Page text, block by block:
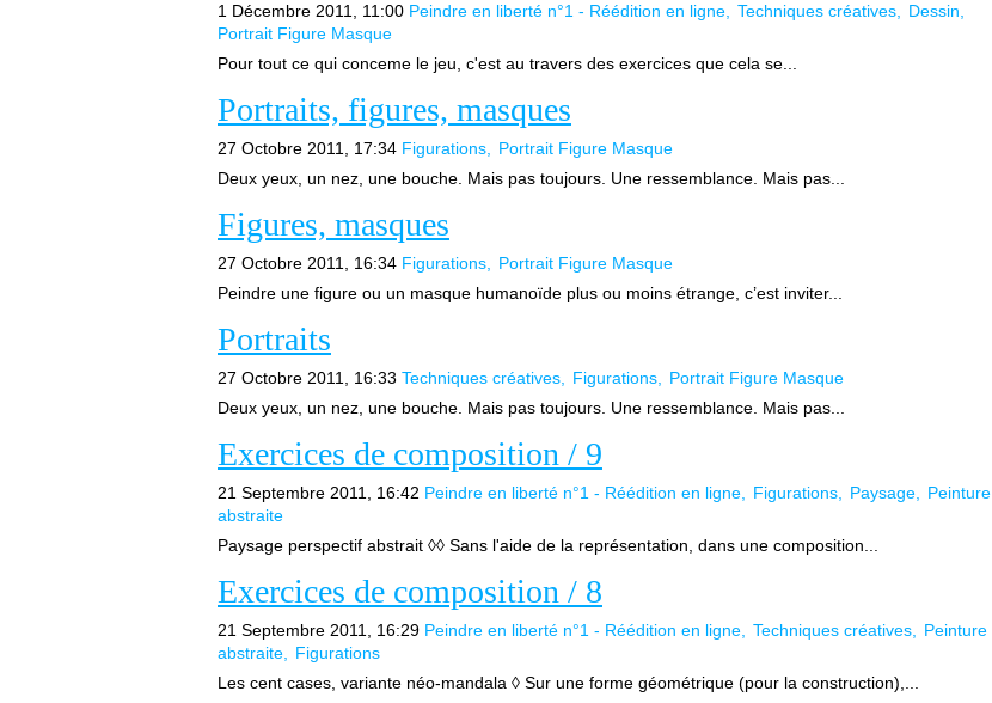
1 Décembre 2011, 11:00 Peindre en liberté n°1 - Réédition en ligne Techniques créatives
Dessin
Portrait Figure Masque
Pour tout ce qui conceme le jeu, c'est au travers des exercices que cela se...
Portraits, figures, masques
27 Octobre 2011, 17:34 Figurations
Portrait Figure Masque
Deux yeux, un nez, une bouche. Mais pas toujours. Une ressemblance. Mais pas...
Figures, masques
27 Octobre 2011, 16:34 Figurations
Portrait Figure Masque
Peindre une figure ou un masque humanoïde plus ou moins étrange, c’est inviter...
Portraits
27 Octobre 2011, 16:33 Techniques créatives Figurations
Portrait Figure Masque
Deux yeux, un nez, une bouche. Mais pas toujours. Une ressemblance. Mais pas...
Exercices de composition / 9
21 Septembre 2011, 16:42 Peindre en liberté n°1 - Réédition en ligne Figurations Paysage
Peinture
abstraite
Paysage perspectif abstrait ◊◊ Sans l'aide de la représentation, dans une composition...
Exercices de composition / 8
21 Septembre 2011, 16:29 Peindre en liberté n°1 - Réédition en ligne Techniques créatives
Peinture
abstraite
Figurations
Les cent cases, variante néo-mandala ◊ Sur une forme géométrique (pour la construction),...